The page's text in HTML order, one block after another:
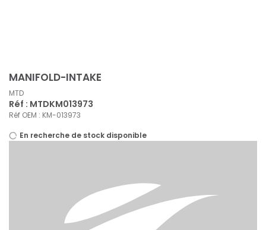
MANIFOLD-INTAKE
MTD
Réf : MTDKM013973
Réf OEM : KM-013973
En recherche de stock disponible